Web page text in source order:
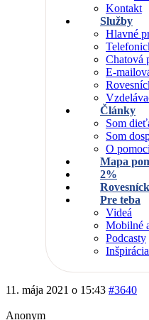
Kontakt
Služby
Hlavné
Chatová
E-
Články
Som
Som
O pomoci
Mapa
2%
Pre teba
Videá
Mobilné
Podcasty
11. mája 2021 o 15:43 #3640
Anonym